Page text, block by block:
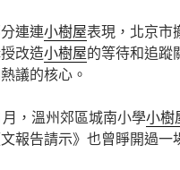
連連小樹屋表現，北京市
改造小樹屋的等待和追蹤
議的核心。
，溫州郊區城南小學小樹
文報告請示》也曾睜開過